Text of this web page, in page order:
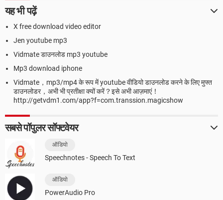
यह भी पढ़ें
X free download video editor
Jen youtube mp3
Vidmate डाउनलोड mp3 youtube
Mp3 download iphone
Vidmate，mp3/mp4 के रूप में youtube वीडियो डाउनलोड करने के लिए मुफ्त
डाउनलोडर，अभी भी प्रतीक्षा क्यों करें？इसे अभी आज़माएं！
http://getvdm1.com/app?f=com.transsion.magicshow
सबसे पॉपुलर सॉफ्टवेयर
ऑडियो
Speechnotes - Speech To Text
ऑडियो
PowerAudio Pro